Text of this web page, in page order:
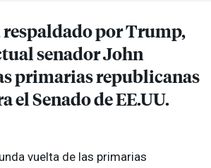
respaldado por Trump,
senador John
primarias republicanas
el Senado de EE.UU.
vuelta de las primarias